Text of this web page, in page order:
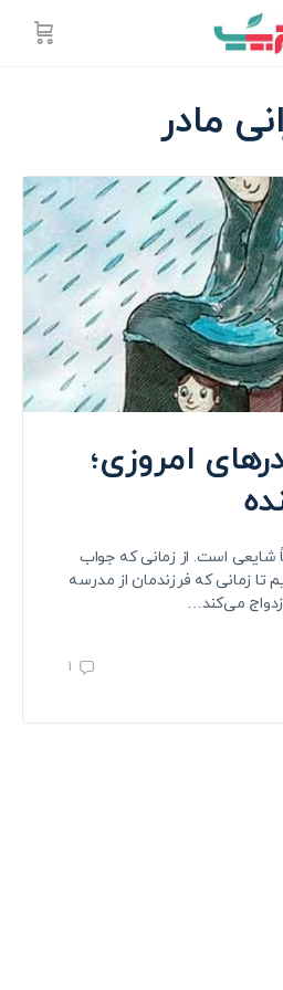
مادر
امروزی؛
شایعی است. از زمانی که جواب
تا زمانی که فرزندمان از مدرسه
می‌کند…
1